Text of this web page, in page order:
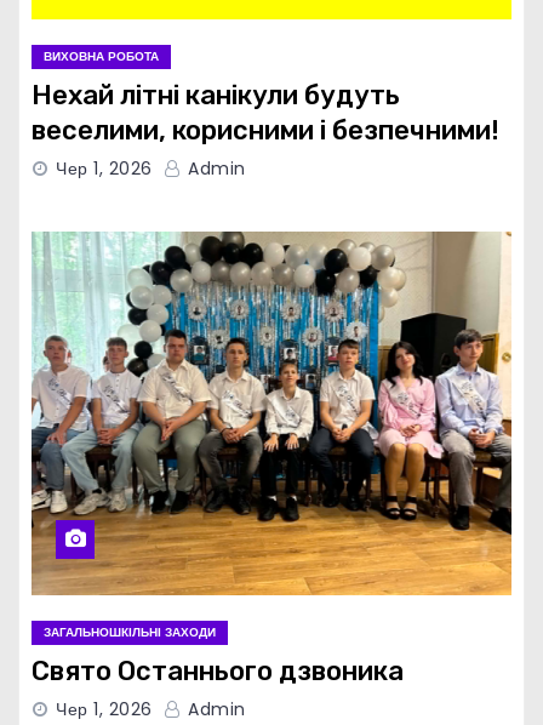
ВИХОВНА РОБОТА
Нехай літні канікули будуть
веселими, корисними і безпечними!
Чер 1, 2026 Admin
ЗАГАЛЬНОШКІЛЬНІ ЗАХОДИ
Свято Останнього дзвоника
Чер 1, 2026 Admin